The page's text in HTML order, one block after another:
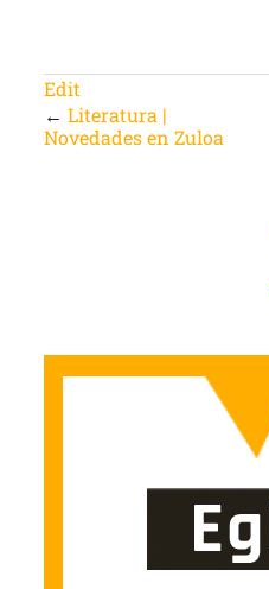
Edit
← Literatura |
Novedades en Zuloa